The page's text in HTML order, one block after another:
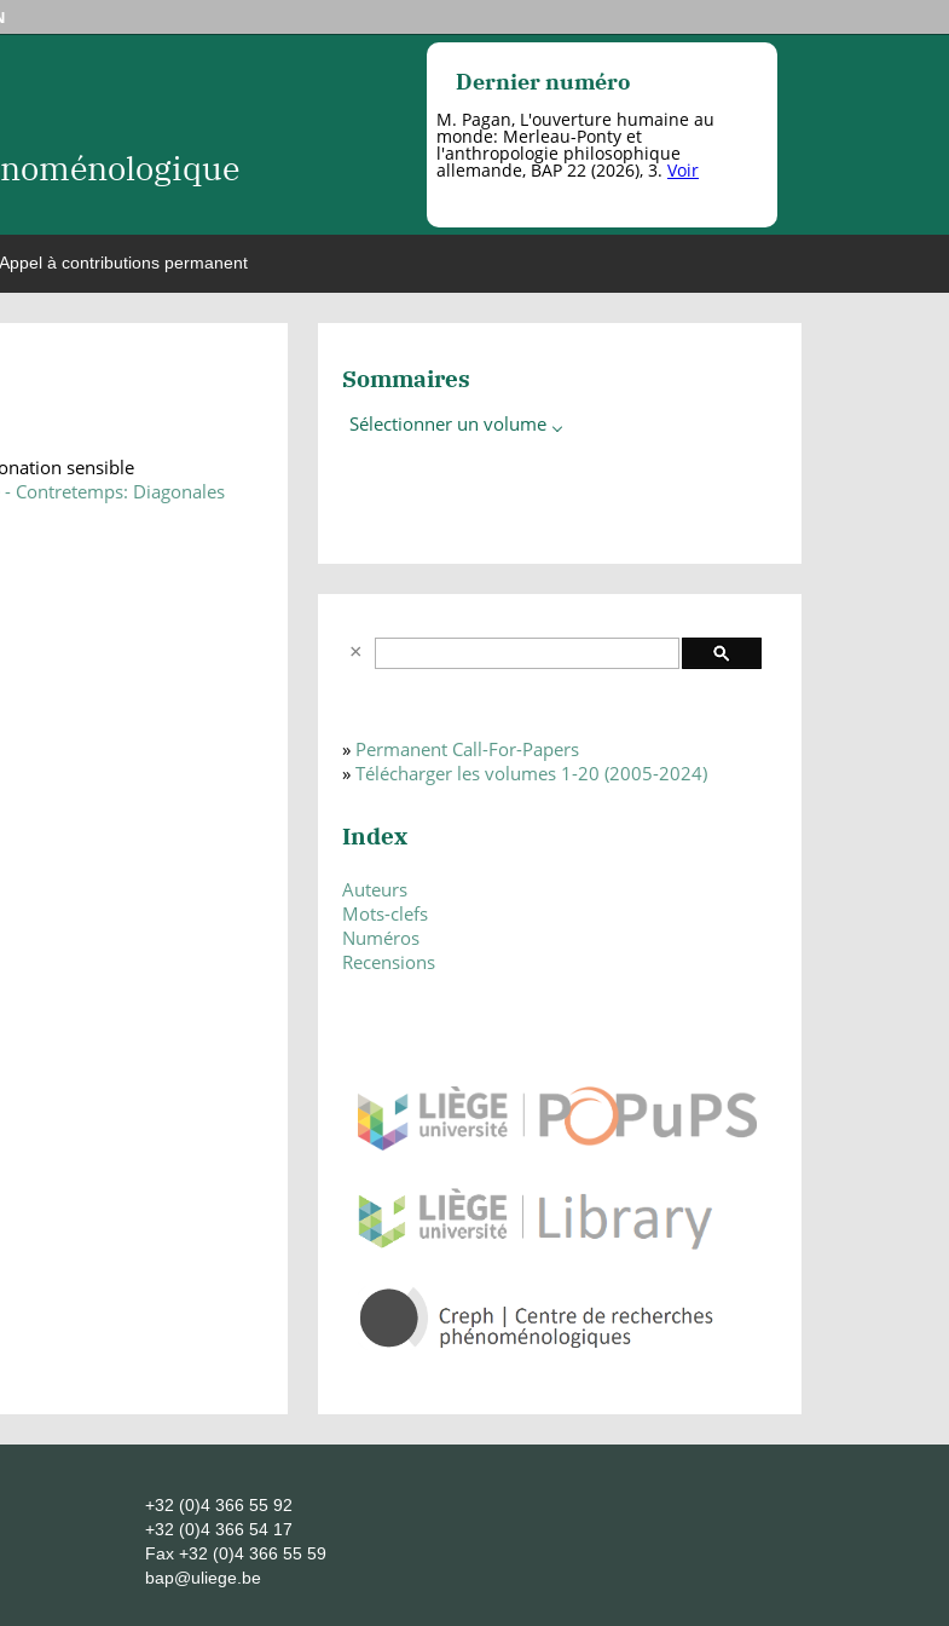
Dernier numéro
M. Pagan, L'ouverture humaine au
monde: Merleau-Ponty et
l'anthropologie philosophique
allemande, BAP 22 (2026), 3. Voir
Appel à contributions permanent
sensible
Contretemps: Diagonales
Sommaires
Sélectionner un volume
» Permanent Call-For-Papers
» Télécharger les volumes 1-20 (2005-2024)
Index
Auteurs
Mots-clefs
Numéros
Recensions
+32 (0)4 366 55 92
+32 (0)4 366 54 17
Fax +32 (0)4 366 55 59
bap@uliege.be